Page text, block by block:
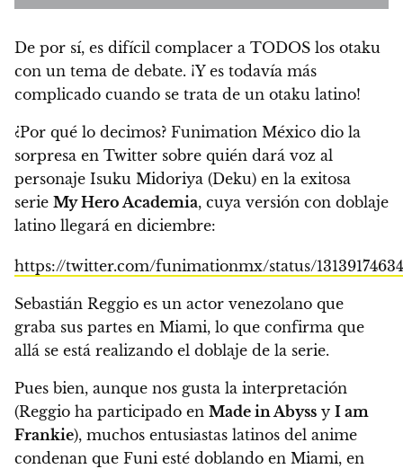
De por sí, es difícil complacer a TODOS los otaku
con un tema de debate. ¡Y es todavía más
complicado cuando se trata de un otaku latino!
¿Por qué lo decimos? Funimation México dio la
sorpresa en Twitter sobre quién dará voz al
personaje Isuku Midoriya (Deku) en la exitosa
serie My Hero Academia, cuya versión con doblaje
latino llegará en diciembre:
https://twitter.com/funimationmx/status/
Sebastián Reggio es un actor venezolano que
graba sus partes en Miami, lo que confirma que
allá se está realizando el doblaje de la serie.
Pues bien, aunque nos gusta la interpretación
(Reggio ha participado en Made in Abyss y I am
Frankie), muchos entusiastas latinos del anime
condenan que Funi esté doblando en Miami, en